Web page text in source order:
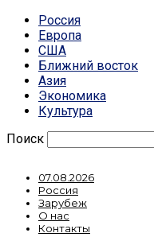
Россия
Европа
США
Ближний восток
Азия
Экономика
Культура
Поиск
07.08.2026
Россия
Зарубеж
О нас
Контакты